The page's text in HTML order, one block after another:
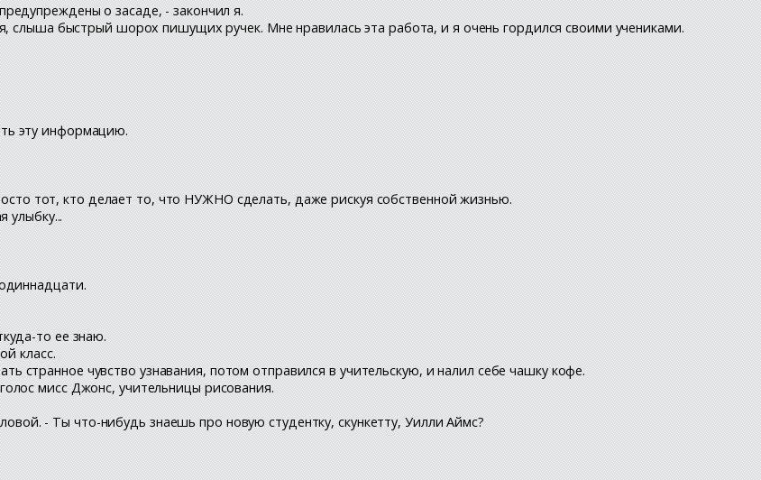
о засаде, - закончил я.
слыша быстрый шорох пишущих ручек. Мне нравилась эта работа, и я очень гордился своими учениками.
эту информацию.
тот, кто делает то, что НУЖНО сделать, даже рискуя собственной жизнью.
улыбку...
то ее знаю.
класс.
странное чувство узнавания, потом отправился в учительскую, и налил себе чашку кофе.
мисс Джонс, учительницы рисования.
- Ты что-нибудь знаешь про новую студентку, скункетту, Уилли Аймс?